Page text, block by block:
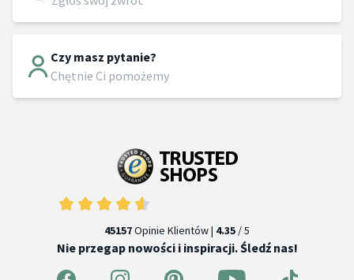
Czy masz pytanie?
Chętnie Ci pomożemy
45157Opinie Klientów | 4.35 / 5
Nie przegap nowości i inspiracji. Śledź nas!